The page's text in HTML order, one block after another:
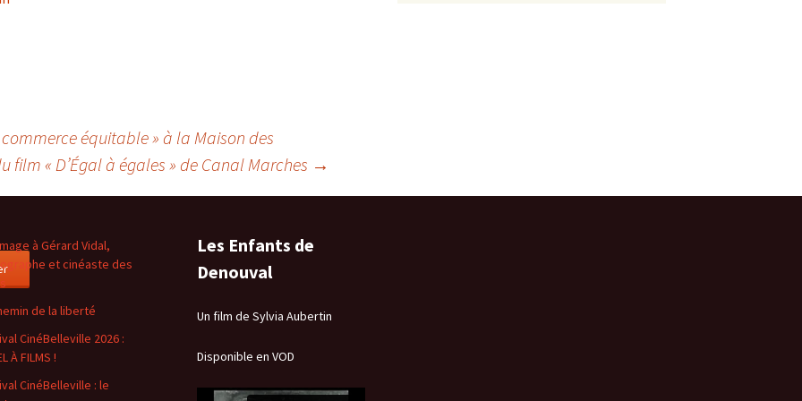
équitable » à la Maison des
film « D’Égal à égales » de Canal Marches →
à Gérard Vidal,
et cinéaste des
de la liberté
CinéBelleville 2026 :
À FILMS !
CinéBelleville : le
Les Enfants de
Denouval
Un film de Sylvia Aubertin
Disponible en VOD